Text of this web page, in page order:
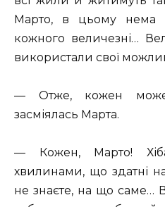
Марто, в цьому нема
кожного величезні…
використали свої
— Отже, кожен
засміялась Марта.
— Кожен, Марто!
хвилинами, що здатні
не знаєте, на що саме…